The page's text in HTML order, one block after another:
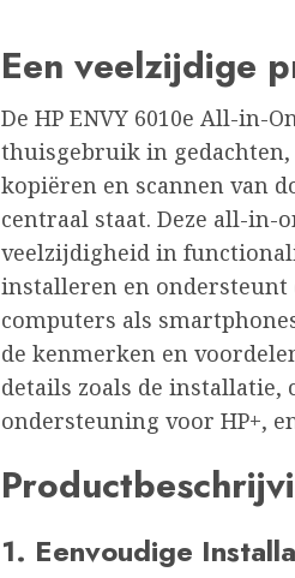
Een veelzijdige
De HP ENVY 6010e All-in-
thuisgebruik in
kopiëren en scannen van
centraal staat. Deze all-
veelzijdigheid in
installeren en ondersteunt
computers als
de kenmerken en
details zoals de
ondersteuning voor HP+,
1. Eenvoudige